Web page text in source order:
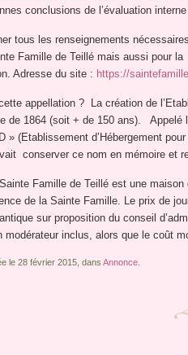
conclusions de l’évaluation interne
tous les renseignements
Famille de Teillé mais aussi pour
Adresse du site : https://
appellation ? La création de
de 1864 (soit + de 150 ans).
» (Etablissement d’Hébergement
conserver ce nom en mémoire et
Famille de Teillé est une
de la Sainte Famille. Le prix de
sur proposition du conseil
modérateur inclus, alors que le coût
le 28 février 2015, dans Annonce.